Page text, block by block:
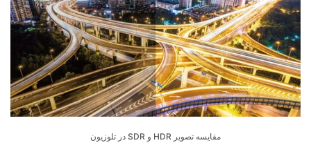
مقایسه تصویر HDR و SDR در تلوزیون